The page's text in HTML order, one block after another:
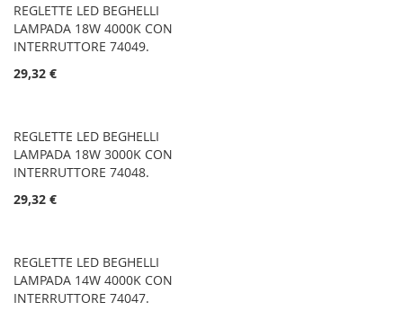
REGLETTE LED BEGHELLI
LAMPADA 18W 4000K CON
INTERRUTTORE 74049.
29,32 €
REGLETTE LED BEGHELLI
LAMPADA 18W 3000K CON
INTERRUTTORE 74048.
29,32 €
REGLETTE LED BEGHELLI
LAMPADA 14W 4000K CON
INTERRUTTORE 74047.